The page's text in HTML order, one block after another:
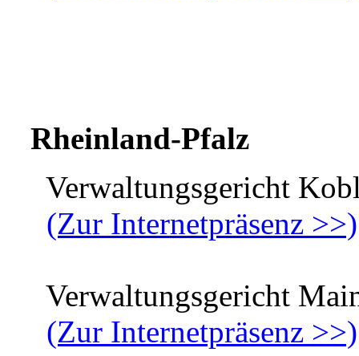
Rheinland-Pfalz
Verwaltungsgericht
(Zur Internetpräsenz >>)
Verwaltungsgericht
(Zur Internetpräsenz >>)